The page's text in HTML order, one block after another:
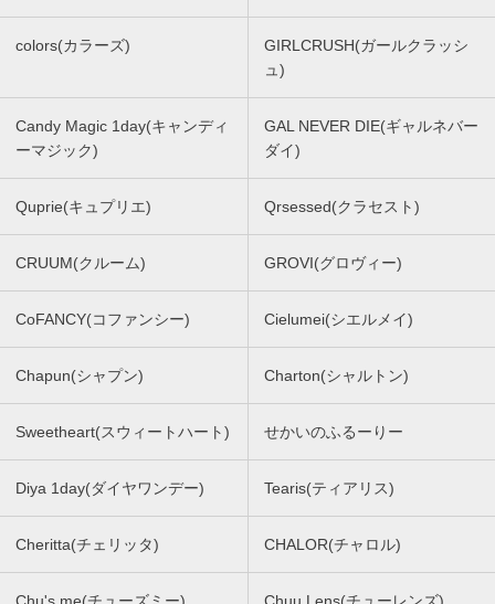
colors(カラーズ)
GIRLCRUSH(ガールクラッシ
ュ)
Candy Magic 1day(キャンディ
ーマジック)
GAL NEVER DIE(ギャルネバー
ダイ)
Quprie(キュプリエ) Qrsessed(クラセスト)
CRUUM(クルーム) GROVI(グロヴィー)
CoFANCY(コファンシー) Cielumei(シエルメイ)
Chapun(シャプン) Charton(シャルトン)
Sweetheart(スウィートハート) せかいのふるーりー
Diya 1day(ダイヤワンデー) Tearis(ティアリス)
Cheritta(チェリッタ) CHALOR(チャロル)